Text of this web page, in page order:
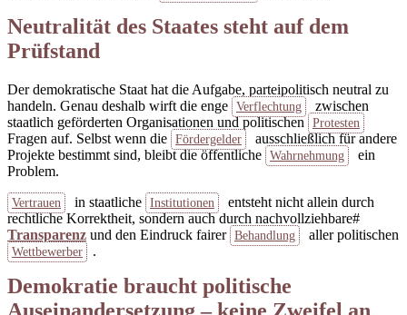
Neutralität des Staates steht auf dem
Prüfstand
Der demokratische Staat hat die Aufgabe, parteipolitisch neutral zu
handeln. Genau deshalb wirft die enge Verflechtung
zwischen
staatlich geförderten Organisationen und politischen Protesten
Fragen auf. Selbst wenn die Fördergelder
ausschließlich für andere
Projekte bestimmt sind, bleibt die öffentliche Wahrnehmung
ein
Problem.
Vertrauen in staatliche Institutionen
entsteht nicht allein durch
rechtliche Korrektheit, sondern auch durch nachvollziehbare#
Transparenz und den Eindruck fairer Behandlung aller politischen
Wettbewerber .
Demokratie braucht politische